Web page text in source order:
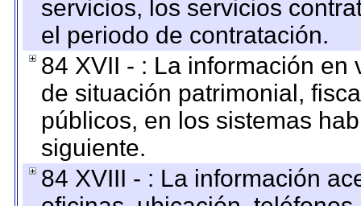
servicios, los servicios
el periodo de contratación.
84 XVII - : La información
de situación patrimonial,
públicos, en los sistemas
siguiente.
84 XVIII - : La información